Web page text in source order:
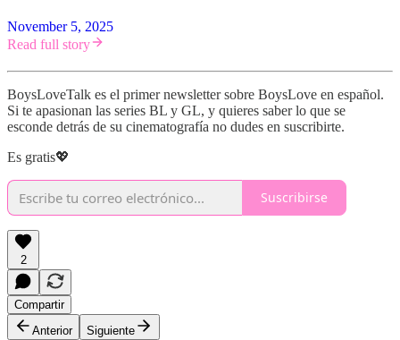
November 5, 2025
Read full story
BoysLoveTalk es el primer newsletter sobre BoysLove en español.
Si te apasionan las series BL y GL, y quieres saber lo que se
esconde detrás de su cinematografía no dudes en suscribirte.
Es gratis💖
Suscribirse
2
Compartir
Anterior
Siguiente